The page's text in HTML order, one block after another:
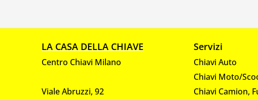
LA CASA DELLA CHIAVE
Centro Chiavi Milano
Viale Abruzzi, 92
Servizi
Chiavi Auto
Chiavi Moto/
Chiavi Camion,